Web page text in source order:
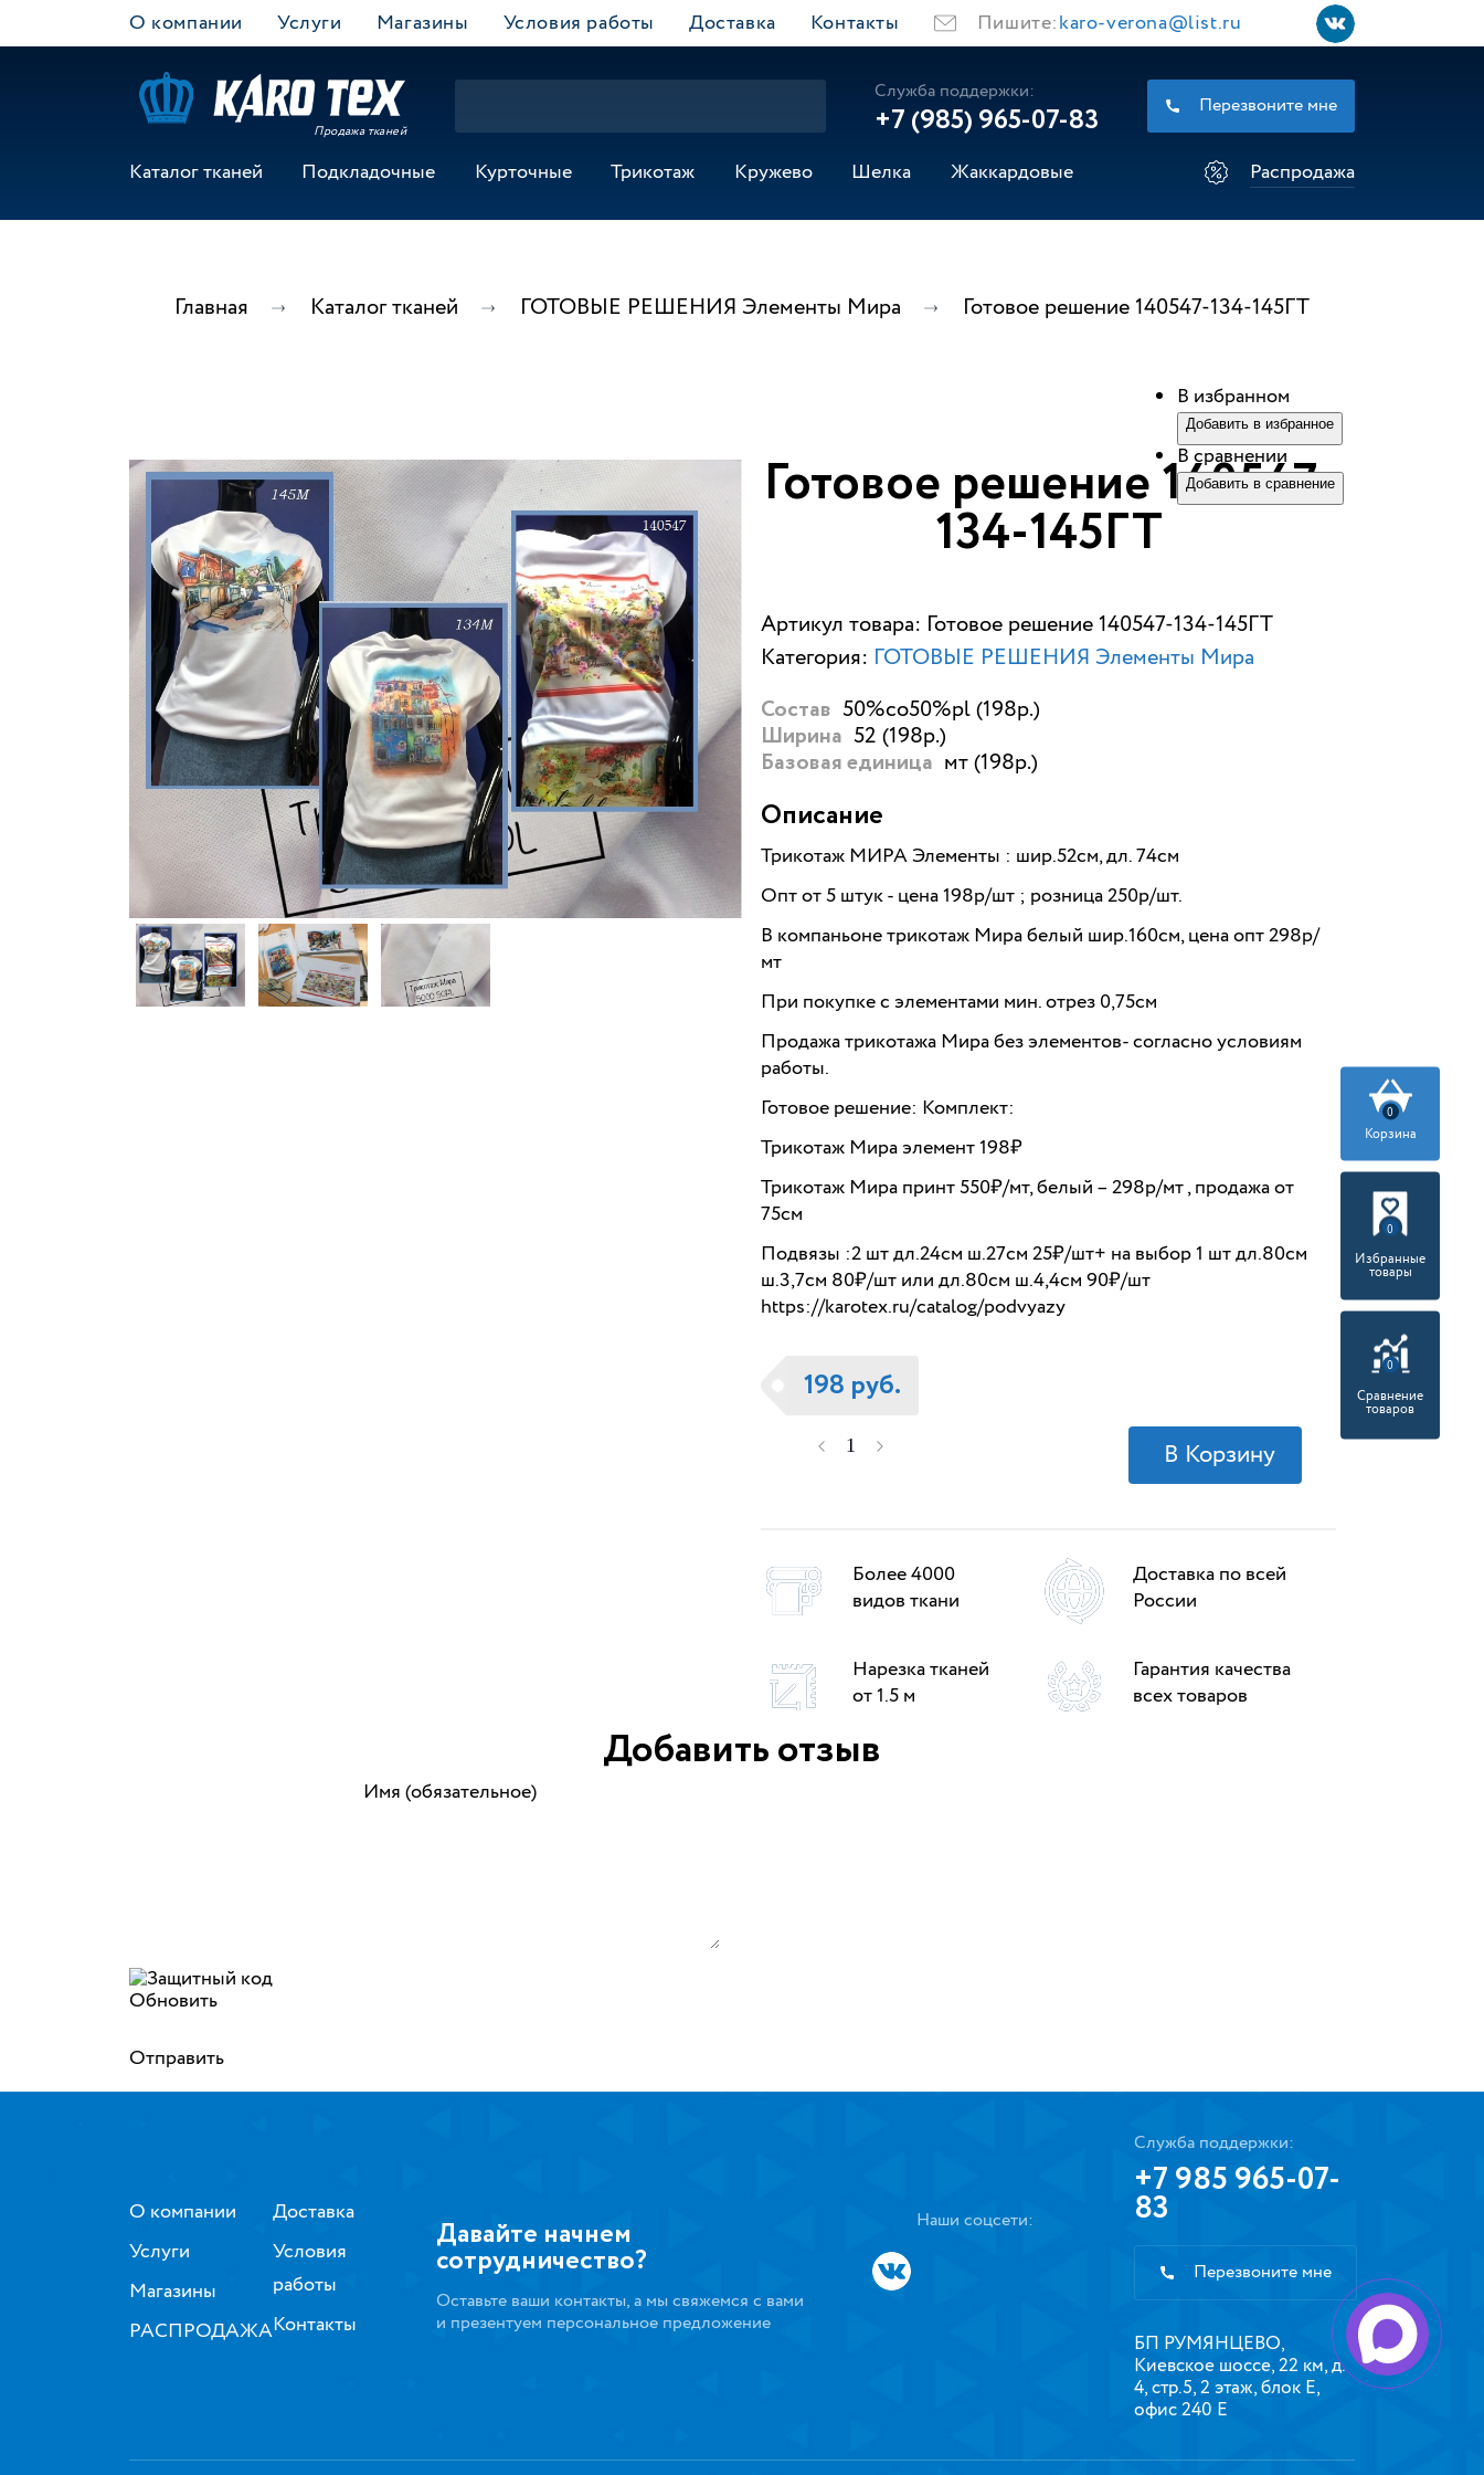
О компании Услуги Магазины Условия работы Доставка Контакты Пишите:karo-verona@list.ru
Продажа тканей
Служба поддержки:
+7 (985) 965-07-83
Перезвоните мне
Каталог тканей Подкладочные Курточные Трикотаж Кружево Шелка Жаккардовые Распродажа
Главная Каталог тканей ГОТОВЫЕ РЕШЕНИЯ Элементы Мира Готовое решение 140547-134-145ГТ
Готовое решение 140547-
134-145ГТ
Артикул товара: Готовое решение 140547-134-145ГТ
Категория: ГОТОВЫЕ РЕШЕНИЯ Элементы Мира
Состав 50%co50%pl (198р.)
Ширина 52 (198р.)
Базовая единица мт (198р.)
Описание
Трикотаж МИРА Элементы : шир.52см, дл. 74см
Опт от 5 штук - цена 198р/шт ; розница 250р/шт.
В компаньоне трикотаж Мира белый шир.160см, цена опт 298р/
мт
При покупке с элементами мин. отрез 0,75см
Продажа трикотажа Мира без элементов- согласно условиям
работы.
Готовое решение: Комплект:
Трикотаж Мира элемент 198₽
Трикотаж Мира принт 550₽/мт, белый – 298р/мт , продажа от
75см
Подвязы :2 шт дл.24см ш.27см 25₽/шт+ на выбор 1 шт дл.80см
ш.3,7см 80₽/шт или дл.80см ш.4,4см 90₽/шт
https://karotex.ru/catalog/podvyazy
198 руб.
В избранном
Добавить в избранное
В сравнении
Добавить в сравнение
Более 4000
видов ткани
Доставка по всей
России
Нарезка тканей
от 1.5 м
Гарантия качества
всех товаров
Добавить отзыв
Имя (обязательное)
Обновить
Отправить
0
Корзина
0
Избранные
товары
0
Сравнение
товаров
О компании
Услуги
Магазины
РАСПРОДАЖА
Доставка
Условия
работы
Контакты
Давайте начнем
сотрудничество?
Оставьте ваши контакты, а мы свяжемся с вами
и презентуем персональное предложение
Наши соцсети:
Служба поддержки:
+7 985 965-07-
83
Перезвоните мне
БП РУМЯНЦЕВО,
Киевское шоссе, 22 км, д.
4, стр.5, 2 этаж, блок Е,
офис 240 Е